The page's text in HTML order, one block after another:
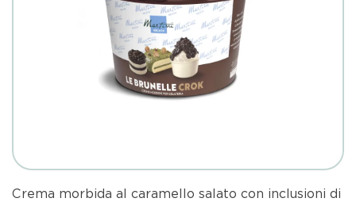
Crema morbida al caramello salato con inclusioni di